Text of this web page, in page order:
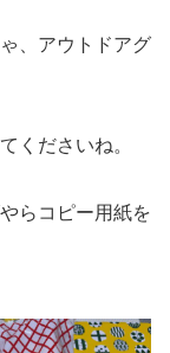
、アウトドアグ
くださいね。
らコピー用紙を